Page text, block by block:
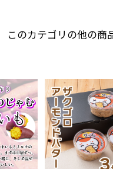
このカテゴリの他の商